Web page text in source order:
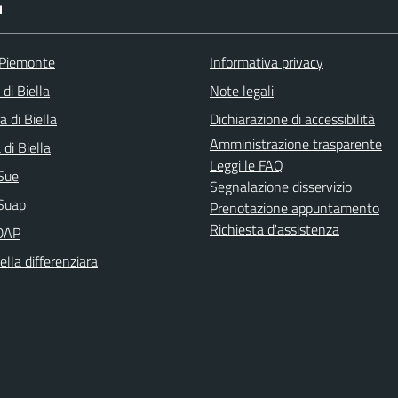
Biella
di Biella
Biella
differenziara
Informativa privacy
Note legali
Dichiarazione di accessibilità
Amministrazione trasparente
Leggi le FAQ
Segnalazione disservizio
Prenotazione appuntamento
Richiesta d'assistenza